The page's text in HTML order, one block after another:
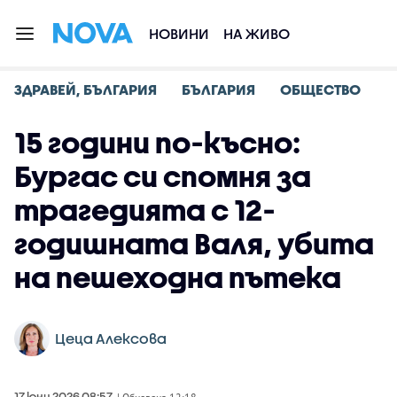
НОВИНИ НА ЖИВО
ЗДРАВЕЙ, БЪЛГАРИЯ БЪЛГАРИЯ ОБЩЕСТВО
15 години по-късно:
Бургас си спомня за
трагедията с 12-
годишната Валя, убита
на пешеходна пътека
Цеца Алексова